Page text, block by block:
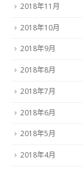
2018年11月
2018年10月
2018年9月
2018年8月
2018年7月
2018年6月
2018年5月
2018年4月